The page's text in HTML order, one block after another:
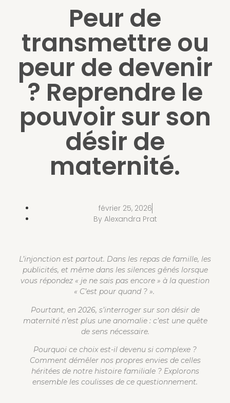
Peur de
transmettre ou
peur de devenir
? Reprendre le
pouvoir sur son
désir de
maternité.
février 25, 2026
By Alexandra Prat
L’injonction est partout. Dans les repas de famille, les
publicités, et même dans les silences gênés lorsque
vous répondez « je ne sais pas encore » à la question
« C’est pour quand ? ».
Pourtant, en 2026, s’interroger sur son désir de
maternité n’est plus une anomalie : c’est une quête
de sens nécessaire.
Pourquoi ce choix est-il devenu si complexe ?
Comment démêler nos propres envies de celles
héritées de notre histoire familiale ? Explorons
ensemble les coulisses de ce questionnement.